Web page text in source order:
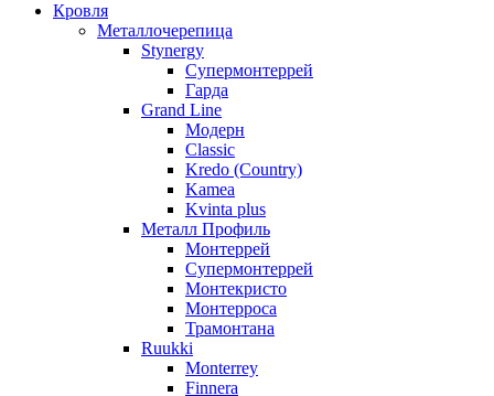
Кровля
Металлочерепица
Stynergy
Супермонтеррей
Гарда
Grand Line
Модерн
Classic
Kredo (Country)
Kamea
Kvinta plus
Металл Профиль
Монтеррей
Супермонтеррей
Монтекристо
Монтерроса
Трамонтана
Ruukki
Monterrey
Finnera